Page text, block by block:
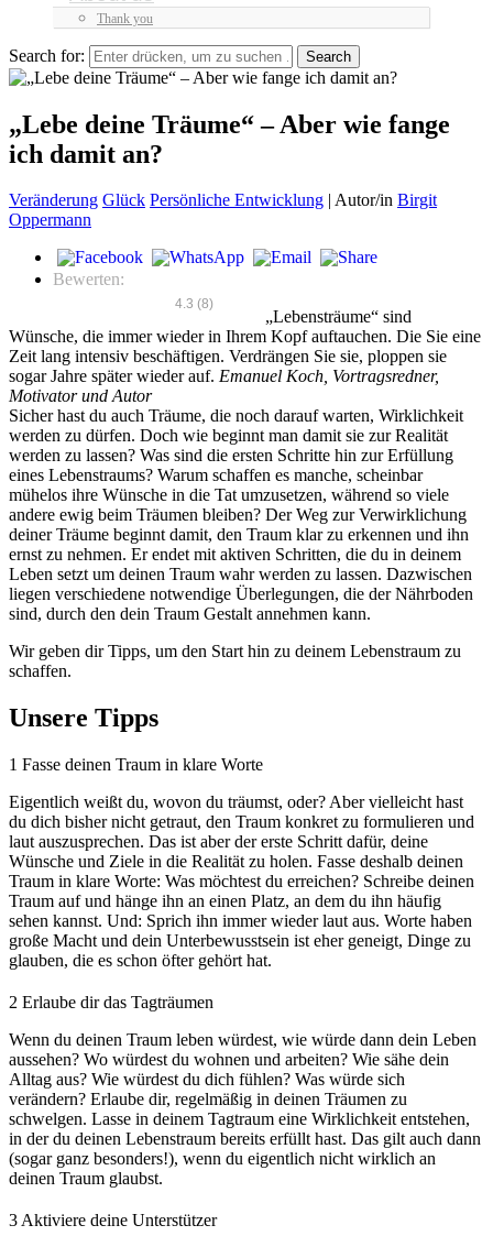
Thank you
Search for:
„Lebe deine Träume“ – Aber wie fange
ich damit an?
Veränderung Glück Persönliche Entwicklung | Autor/in Birgit
Oppermann
Bewerten:
4.3 (8)
„Lebensträume“ sind
Wünsche, die immer wieder in Ihrem Kopf auftauchen. Die Sie eine
Zeit lang intensiv beschäftigen. Verdrängen Sie sie, ploppen sie
sogar Jahre später wieder auf. Emanuel Koch, Vortragsredner,
Motivator und Autor
Sicher hast du auch Träume, die noch darauf warten, Wirklichkeit
werden zu dürfen. Doch wie beginnt man damit sie zur Realität
werden zu lassen? Was sind die ersten Schritte hin zur Erfüllung
eines Lebenstraums? Warum schaffen es manche, scheinbar
mühelos ihre Wünsche in die Tat umzusetzen, während so viele
andere ewig beim Träumen bleiben? Der Weg zur Verwirklichung
deiner Träume beginnt damit, den Traum klar zu erkennen und ihn
ernst zu nehmen. Er endet mit aktiven Schritten, die du in deinem
Leben setzt um deinen Traum wahr werden zu lassen. Dazwischen
liegen verschiedene notwendige Überlegungen, die der Nährboden
sind, durch den dein Traum Gestalt annehmen kann.
Wir geben dir Tipps, um den Start hin zu deinem Lebenstraum zu
schaffen.
Unsere Tipps
1 Fasse deinen Traum in klare Worte
Eigentlich weißt du, wovon du träumst, oder? Aber vielleicht hast
du dich bisher nicht getraut, den Traum konkret zu formulieren und
laut auszusprechen. Das ist aber der erste Schritt dafür, deine
Wünsche und Ziele in die Realität zu holen. Fasse deshalb deinen
Traum in klare Worte: Was möchtest du erreichen? Schreibe deinen
Traum auf und hänge ihn an einen Platz, an dem du ihn häufig
sehen kannst. Und: Sprich ihn immer wieder laut aus. Worte haben
große Macht und dein Unterbewusstsein ist eher geneigt, Dinge zu
glauben, die es schon öfter gehört hat.
2 Erlaube dir das Tagträumen
Wenn du deinen Traum leben würdest, wie würde dann dein Leben
aussehen? Wo würdest du wohnen und arbeiten? Wie sähe dein
Alltag aus? Wie würdest du dich fühlen? Was würde sich
verändern? Erlaube dir, regelmäßig in deinen Träumen zu
schwelgen. Lasse in deinem Tagtraum eine Wirklichkeit entstehen,
in der du deinen Lebenstraum bereits erfüllt hast. Das gilt auch dann
(sogar ganz besonders!), wenn du eigentlich nicht wirklich an
deinen Traum glaubst.
3 Aktiviere deine Unterstützer